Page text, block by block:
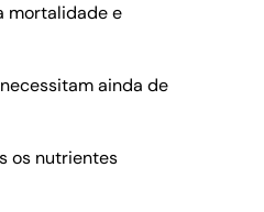
mortalidade e
ainda de
os nutrientes